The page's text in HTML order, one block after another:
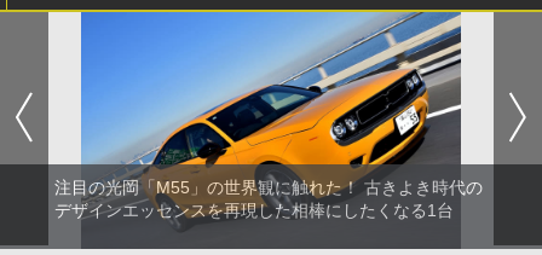
注目の光岡「M55」の世界観に触れた！ 古きよき時代の
デザインエッセンスを再現した相棒にしたくなる1台